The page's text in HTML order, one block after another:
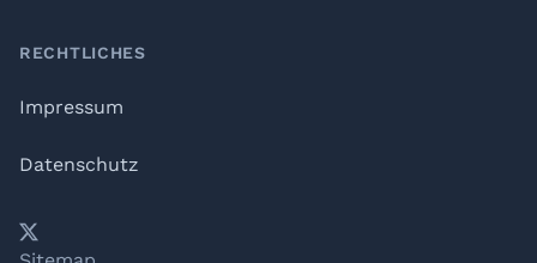
RECHTLICHES
Impressum
Datenschutz
YouTube
𝕏LinkedIn
Telegram